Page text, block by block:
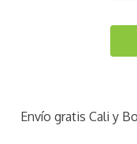
Envío gratis Cali y